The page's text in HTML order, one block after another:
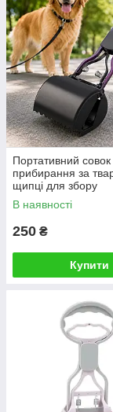
Портативний
прибирання за
щипці для збору
екскрементів собак і
В наявності
250 ₴
Купити